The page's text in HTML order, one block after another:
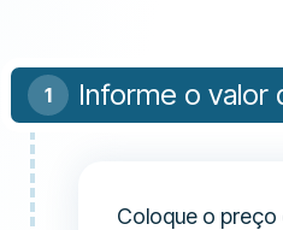
Informe o valor
Coloque o preço